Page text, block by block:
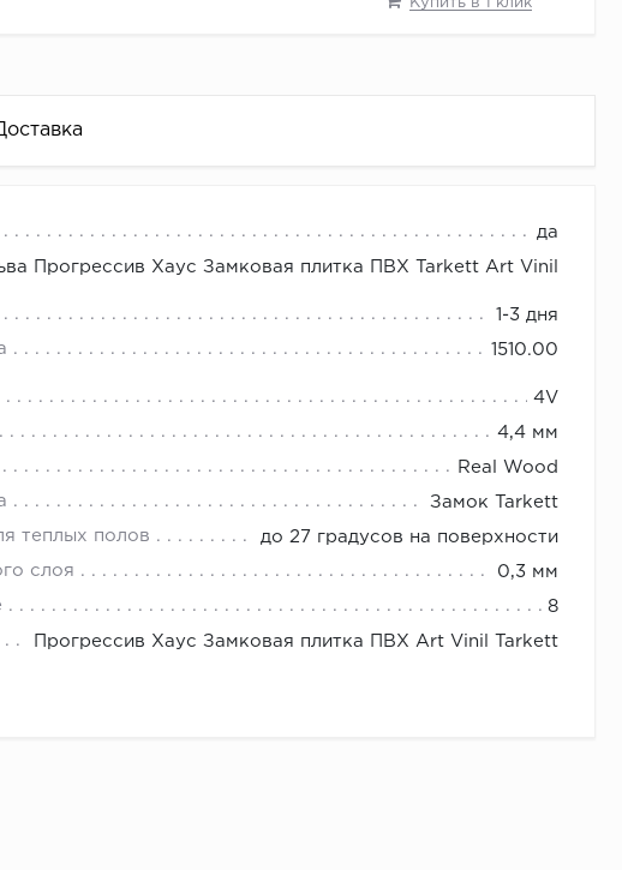
Купить в 1 клик
да
Прогрессив Хаус Замковая плитка ПВХ Tarkett Art Vinil
1-3 дня
1510.00
4V
4,4 мм
Real Wood
Замок Tarkett
теплых полов до 27 градусов на поверхности
слоя 0,3 мм
8
Прогрессив Хаус Замковая плитка ПВХ Art Vinil Tarkett